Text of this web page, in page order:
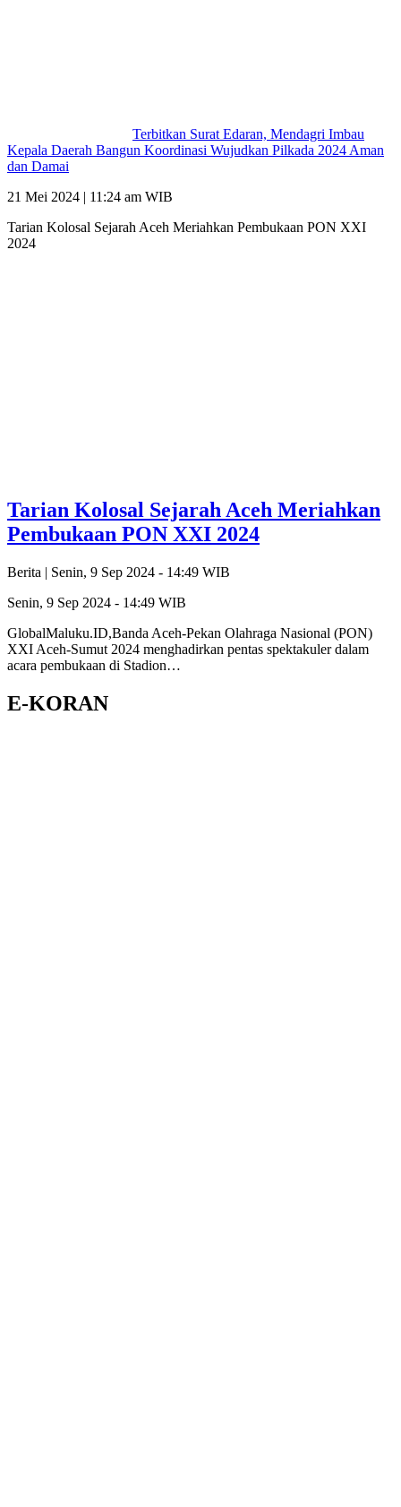
Terbitkan Surat Edaran, Mendagri Imbau
Kepala Daerah Bangun Koordinasi Wujudkan Pilkada 2024 Aman
dan Damai
21 Mei 2024 | 11:24 am WIB
Tarian Kolosal Sejarah Aceh Meriahkan Pembukaan PON XXI
2024
Tarian Kolosal Sejarah Aceh Meriahkan
Pembukaan PON XXI 2024
Berita | Senin, 9 Sep 2024 - 14:49 WIB
Senin, 9 Sep 2024 - 14:49 WIB
GlobalMaluku.ID,Banda Aceh-Pekan Olahraga Nasional (PON)
XXI Aceh-Sumut 2024 menghadirkan pentas spektakuler dalam
acara pembukaan di Stadion…
E-KORAN